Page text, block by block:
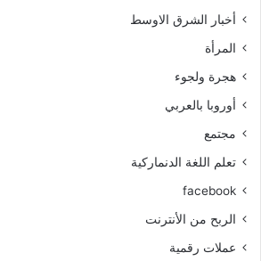
أخبار الشرق الاوسط
المرأة
هجرة ولجوء
أوروبا بالعربي
مجتمع
تعلم اللغة الدنماركية
facebook
الربح من الأنترنت
عملات رقمية